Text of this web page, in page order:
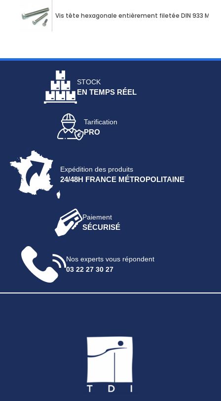
Vis tête hexagonale entièrement filetée DIN 933 M12
STOCK
EN TEMPS RÉEL
Tarification
PRO
Expédition des produits
24/48H FRANCE MÉTROPOLITAINE
Paiement
SÉCURISÉ
Nos experts vous répondent
03 22 27 30 27